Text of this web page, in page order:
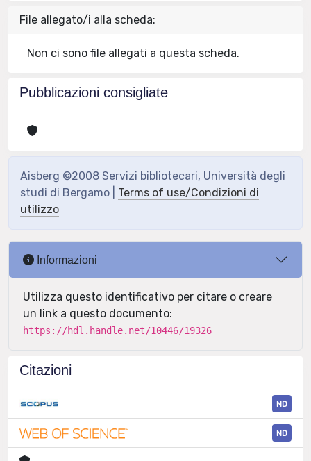
File allegato/i alla scheda:
Non ci sono file allegati a questa scheda.
Pubblicazioni consigliate
Aisberg ©2008 Servizi bibliotecari, Università degli
studi di Bergamo | Terms of use/Condizioni di
utilizzo
Informazioni
Utilizza questo identificativo per citare o creare
un link a questo documento:
https://hdl.handle.net/10446/19326
Citazioni
ND
ND